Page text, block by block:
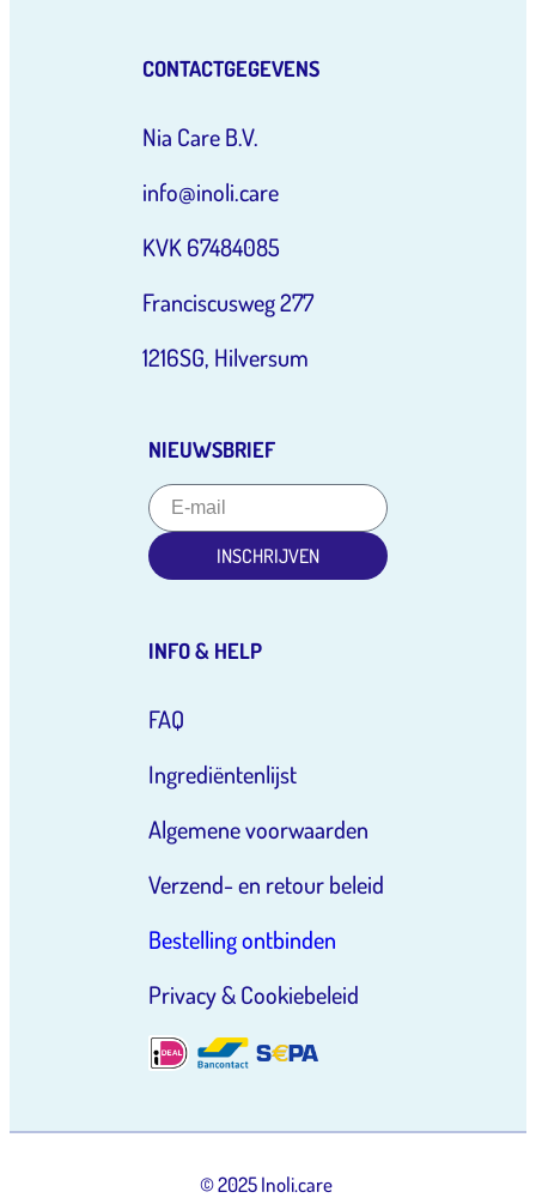
CONTACTGEGEVENS
Nia Care B.V.
info@inoli.care
KVK 67484085
Franciscusweg 277
1216SG, Hilversum
NIEUWSBRIEF
INSCHRIJVEN
INFO & HELP
FAQ
Ingrediëntenlijst
Algemene voorwaarden
Verzend- en retour beleid
Bestelling ontbinden
Privacy & Cookiebeleid
© 2025 Inoli.care